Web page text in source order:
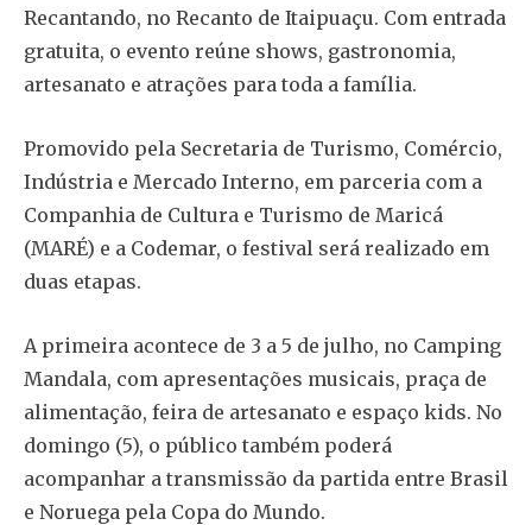
Recantando, no Recanto de Itaipuaçu. Com entrada
gratuita, o evento reúne shows, gastronomia,
artesanato e atrações para toda a família.
Promovido pela Secretaria de Turismo, Comércio,
Indústria e Mercado Interno, em parceria com a
Companhia de Cultura e Turismo de Maricá
(MARÉ) e a Codemar, o festival será realizado em
duas etapas.
A primeira acontece de 3 a 5 de julho, no Camping
Mandala, com apresentações musicais, praça de
alimentação, feira de artesanato e espaço kids. No
domingo (5), o público também poderá
acompanhar a transmissão da partida entre Brasil
e Noruega pela Copa do Mundo.